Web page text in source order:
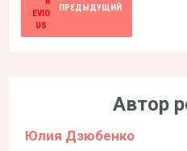
ПРЕДЫДУЩИЙ
Автор
Юлия Дзюбенко